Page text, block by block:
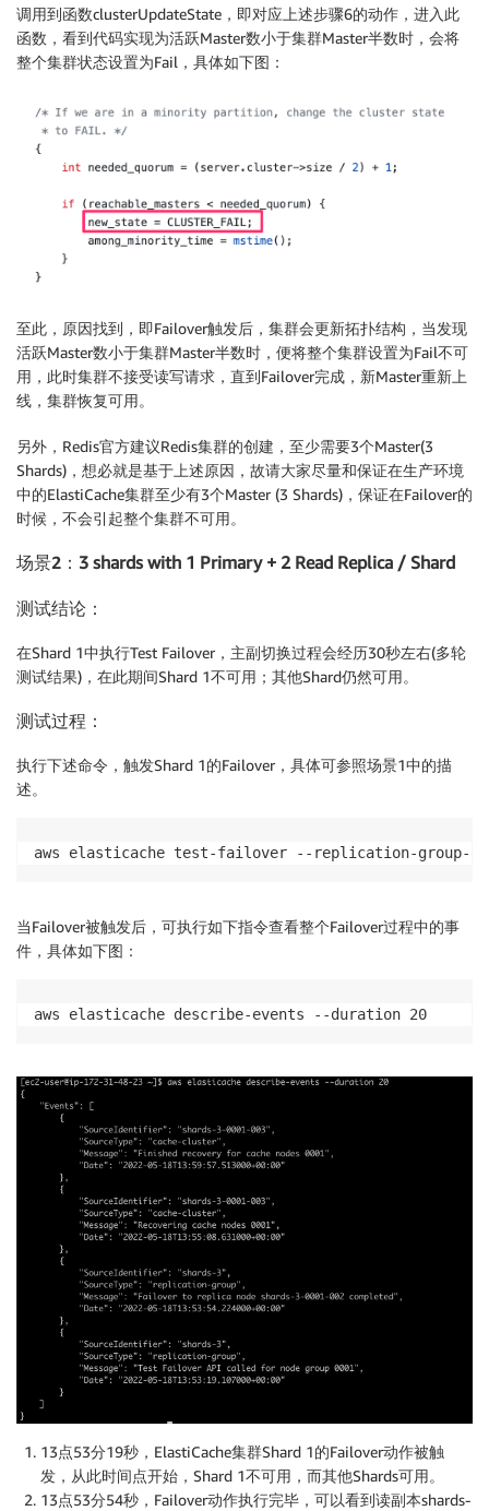
调用到函数clusterUpdateState，即对应上述步骤6的动作，进入此
函数，看到代码实现为活跃Master数小于集群Master半数时，会将
整个集群状态设置为Fail，具体如下图：
至此，原因找到，即Failover触发后，集群会更新拓扑结构，当发现
活跃Master数小于集群Master半数时，便将整个集群设置为Fail不可
用，此时集群不接受读写请求，直到Failover完成，新Master重新上
线，集群恢复可用。
另外，Redis官方建议Redis集群的创建，至少需要3个Master(3
Shards)，想必就是基于上述原因，故请大家尽量和保证在生产环境
中的ElastiCache集群至少有3个Master (3 Shards)，保证在Failover的
时候，不会引起整个集群不可用。
场景2： 3 shards with 1 Primary + 2 Read Replica / Shard
测试结论：
在Shard 1中执行Test Failover，主副切换过程会经历30秒左右(多轮
测试结果)，在此期间Shard 1不可用；其他Shard仍然可用。
测试过程：
执行下述命令，触发Shard 1的Failover，具体可参照场景1中的描
述。
aws elasticache test-failover --replication-group-
当Failover被触发后，可执行如下指令查看整个Failover过程中的事
件，具体如下图：
aws elasticache describe-events --duration 20
13点53分19秒，ElastiCache集群Shard 1的Failover动作被触
发，从此时间点开始，Shard 1不可用，而其他Shards可用。
13点53分54秒，Failover动作执行完毕，可以看到读副本shards-